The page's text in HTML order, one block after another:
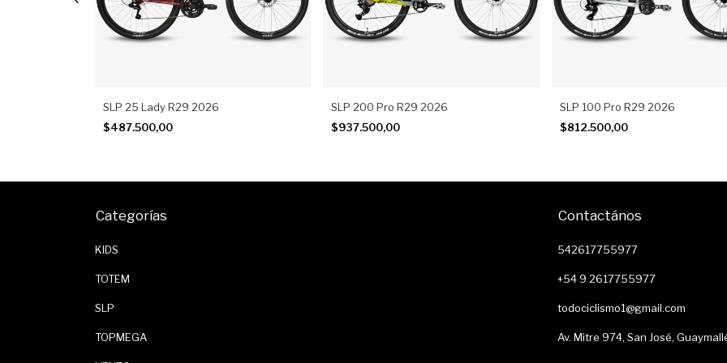
SLP 25 Lady R29 2026
$487.500,00
SLP 200 Pro R29 2026
$937.500,00
SLP 100 Pro R29 2026
$812.500,00
Categorías
KIDS
TOTEM
SLP
TOPMEGA
Contactános
542617755977
+54 9 2617755977
todociclismo1@gmail.com
Av. Mitre 974, San José,